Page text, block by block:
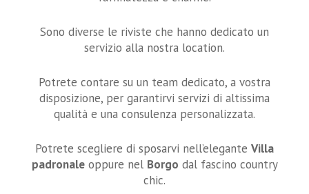
Sono diverse le riviste che hanno dedicato un
servizio alla nostra location.
Potrete contare su un team dedicato, a vostra
disposizione, per garantirvi servizi di altissima
qualità e una consulenza personalizzata.
Potrete scegliere di sposarvi nell’elegante Villa
padronaleoppure nel Borgo dal fascino country
chic.